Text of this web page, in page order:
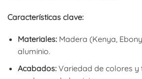
Características clave:
Materiales:Madera (Kenya,
aluminio.
Acabados:Variedad de colores y